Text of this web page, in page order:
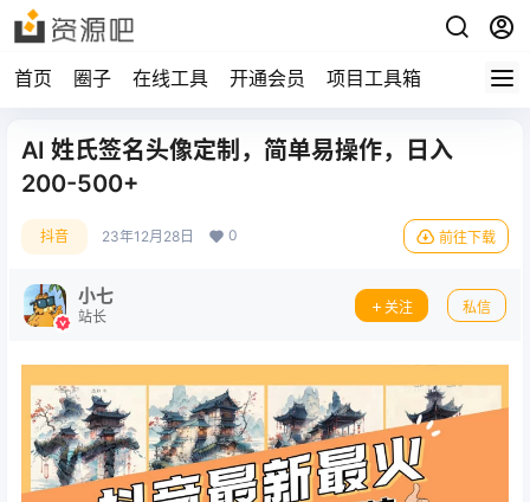
首页 圈子 在线工具 开通会员 项目工具箱
AI 姓氏签名头像定制，简单易操作，日入
200-500+
抖音 23年12月28日 0 前往下载
小七
站长
关注 私信